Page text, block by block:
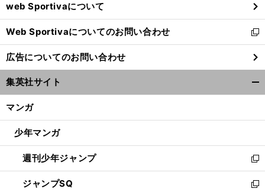
で
開
く
web Sportivaについて
Web Sportivaについてのお問い合わせ
新
し
い
ウ
ィ
ン
ウ
開
く
広告についてのお問い合わせ
集英社サイト
マンガ
少年マンガ
週刊少年ジャンプ
新
し
い
ジャンプSQ
新